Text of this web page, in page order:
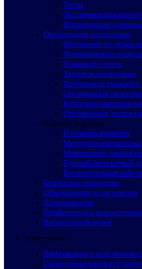
Тесты
Экстренная
Нормативные
Организация воспитания
Инспекция по делам
Формирование
Правовой уголок
Трудовое воспитание
Пропаганда
Организация
Культурно-массовая
Организация досуга
Кабинет куратора
В помощь куратору
Методическая копилка
Мониторинг уровня
Единый бесплатный
Воспитательная
Безопасное поведение
Объединения по интересам
Планирование
Профилактика
Виртуальный музей
Абитуриенту
Информация о ходе приема
Сроки проведения